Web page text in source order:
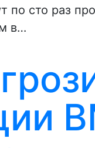
сто раз
в…